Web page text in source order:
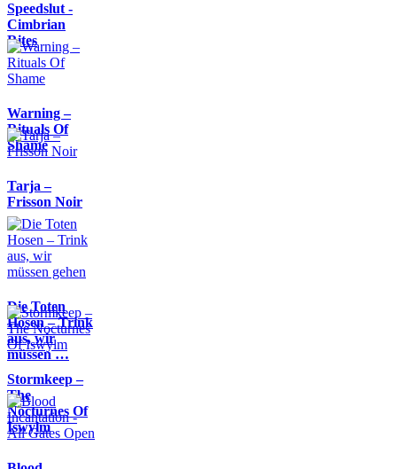
Speedslut -
Cimbrian
Rites
Warning –
Rituals Of
Shame
Tarja –
Frisson Noir
Die Toten
Hosen – Trink
aus, wir
müssen …
Stormkeep –
The
Nocturnes Of
Iswylm